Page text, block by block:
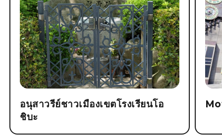
อนุสาวรีย์ชาวเมืองเขตโรงเรียนโอ
ชิบะ